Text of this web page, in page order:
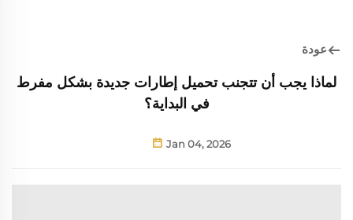
عودة
لماذا يجب أن تتجنب تحميل إطارات جديدة بشكل مفرط
في البداية؟
Jan 04, 2026